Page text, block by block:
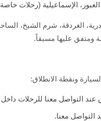
العبور، الإسماعيلية (رحلات
الغردقة، شرم الشيخ،
ومتفق عليها مسبقاً.
ونقطة الانطلاق:
التواصل معنا للرحلات داخل
التواصل معنا.